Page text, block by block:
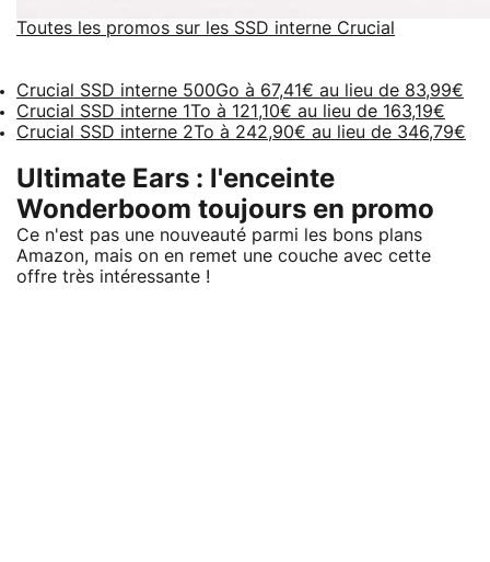
Toutes les promos sur les SSD interne Crucial
Crucial SSD interne 500Go à 67,41€ au lieu de 83,99€
Crucial SSD interne 1To à 121,10€ au lieu de 163,19€
Crucial SSD interne 2To à 242,90€ au lieu de 346,79€
Ultimate Ears : l'enceinte
Wonderboom toujours en promo
Ce n'est pas une nouveauté parmi les bons plans
Amazon, mais on en remet une couche avec cette
offre très intéressante !